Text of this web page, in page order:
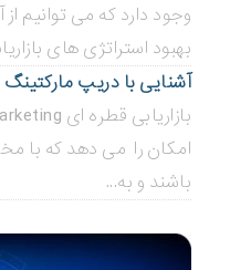
وجود دارد که می توانیم
بهبود استراتژی های
آشنایی با دریپ مارکتینگ
امکان را می دهد که با
باشند و به...